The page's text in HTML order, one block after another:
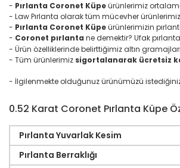
- Pırlanta Coronet Küpeürünlerimiz
- Law Pırlanta olarak tüm mücevher
- Pırlanta Coronet Küpeürünlerimizin
- Coronet pırlanta ne demektir? Ufak
- Ürün özelliklerinde belirttiğimiz altın
- Tüm ürünlerimiz sigortalanarak ücretsiz
- İlgilenmekte olduğunuz ürünümüzü istediğiniz
0.52 Karat Coronet Pırlanta Küpe
Pırlanta Yuvarlak Kesim
Pırlanta Berraklığı